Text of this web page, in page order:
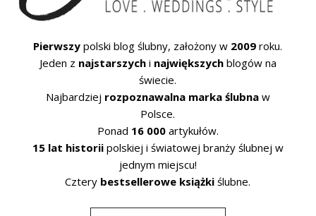
Pierwszy polski blog ślubny, założony w 2009 roku.
Jeden z najstarszychi największychblogów na
świecie.
Najbardziej rozpoznawalna marka ślubnaw
Polsce.
Ponad 16 000artykułów.
15 lat historiipolskiej i światowej branży ślubnej w
jednym miejscu!
Cztery bestsellerowe książki ślubne.